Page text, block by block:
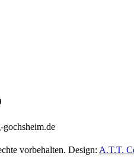
gochsheim.de
vorbehalten. Design: A.T.T.